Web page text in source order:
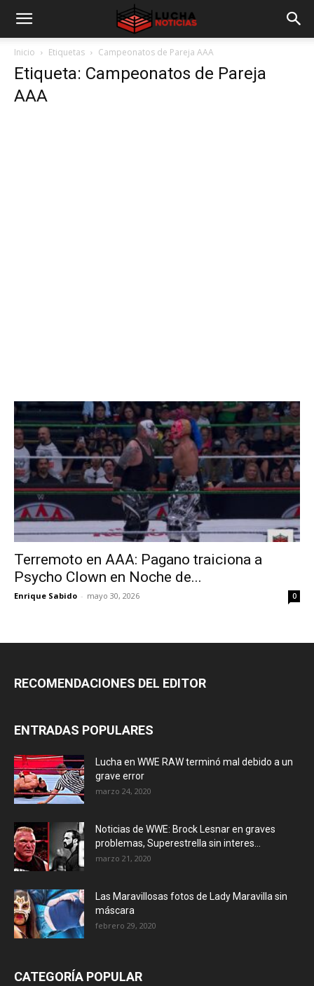
Inicio Etiquetas Campeonatos de Pareja AAA
Etiqueta: Campeonatos de Pareja
AAA
Terremoto en AAA: Pagano traiciona a
Psycho Clown en Noche de...
Enrique Sabido - mayo 30, 2026 0
RECOMENDACIONES DEL EDITOR
ENTRADAS POPULARES
Lucha en WWE RAW terminó mal debido a un
grave error
marzo 24, 2020
Noticias de WWE: Brock Lesnar en graves
problemas, Superestrella sin interes...
marzo 21, 2020
Las Maravillosas fotos de Lady Maravilla sin
máscara
febrero 29, 2020
CATEGORÍA POPULAR